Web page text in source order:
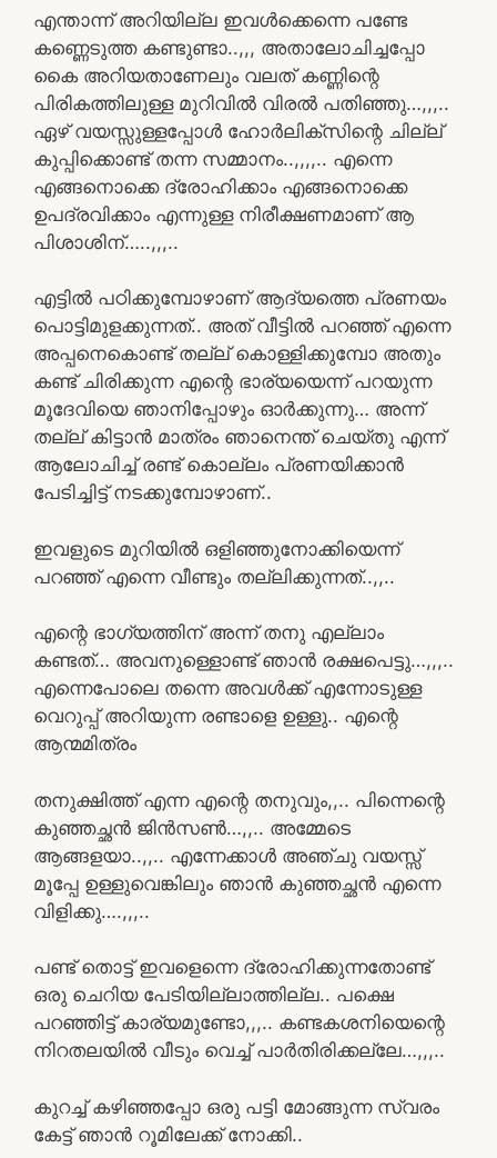
എന്താന്ന് അറിയില്ല ഇവൾക്കെന്നെ പണ്ടേ
കണ്ണെടുത്ത കണ്ടുണ്ടാ..,,, അതാലോചിച്ചപ്പോ
കൈ അറിയതാണേലും വലത് കണ്ണിന്റെ
പിരികത്തിലുള്ള മുറിവിൽ വിരൽ പതിഞ്ഞു…,,,..
ഏഴ് വയസ്സുള്ളപ്പോൾ ഹോർലിക്സിന്റെ ചില്ല്
കുപ്പിക്കൊണ്ട് തന്ന സമ്മാനം..,,,,.. എന്നെ
എങ്ങനൊക്കെ ദ്രോഹിക്കാം എങ്ങനൊക്കെ
ഉപദ്രവിക്കാം എന്നുള്ള നിരീക്ഷണമാണ് ആ
പിശാശിന്…..,,,..
എട്ടിൽ പഠിക്കുമ്പോഴാണ് ആദ്യത്തെ പ്രണയം
പൊട്ടിമുളക്കുന്നത്.. അത്‌ വീട്ടിൽ പറഞ്ഞ് എന്നെ
അപ്പനെകൊണ്ട് തല്ല് കൊള്ളിക്കുമ്പോ അതും
കണ്ട് ചിരിക്കുന്ന എന്റെ ഭാര്യയെന്ന് പറയുന്ന
മൂദേവിയെ ഞാനിപ്പോഴും ഓർക്കുന്നു… അന്ന്
തല്ല് കിട്ടാൻ മാത്രം ഞാനെന്ത്‌ ചെയ്തു എന്ന്
ആലോചിച്ച് രണ്ട് കൊല്ലം പ്രണയിക്കാൻ
പേടിച്ചിട്ട് നടക്കുമ്പോഴാണ്..
ഇവളുടെ മുറിയിൽ ഒളിഞ്ഞുനോക്കിയെന്ന്
പറഞ്ഞ് എന്നെ വീണ്ടും തല്ലിക്കുന്നത്..,,..
എന്റെ ഭാഗ്യത്തിന് അന്ന് തനു എല്ലാം
കണ്ടത്… അവനുള്ളൊണ്ട് ഞാൻ രക്ഷപെട്ടു…,,,..
എന്നെപോലെ തന്നെ അവൾക്ക് എന്നോടുള്ള
വെറുപ്പ് അറിയുന്ന രണ്ടാളെ ഉള്ളു.. എന്റെ
ആന്മമിത്രം
തനുക്ഷിത്ത് എന്ന എന്റെ തനുവും,,.. പിന്നെന്റെ
കുഞ്ഞച്ഛൻ ജിൻസൺ…,,.. അമ്മേടെ
ആങ്ങളയാ..,,.. എന്നേക്കാൾ അഞ്ചു വയസ്സ്
മൂപ്പേ ഉള്ളുവെങ്കിലും ഞാൻ കുഞ്ഞച്ഛൻ എന്നെ
വിളിക്കു….,,,..
പണ്ട് തൊട്ട് ഇവളെന്നെ ദ്രോഹിക്കുന്നതോണ്ട്
ഒരു ചെറിയ പേടിയില്ലാത്തില്ല.. പക്ഷെ
പറഞ്ഞിട്ട് കാര്യമുണ്ടോ,,,.. കണ്ടകശനിയെന്റെ
നിറതലയിൽ വീടും വെച്ച് പാർതിരിക്കല്ലേ…,,,..
കുറച്ച് കഴിഞ്ഞപ്പോ ഒരു പട്ടി മോങ്ങുന്ന സ്വരം
കേട്ട് ഞാൻ റൂമിലേക്ക് നോക്കി..